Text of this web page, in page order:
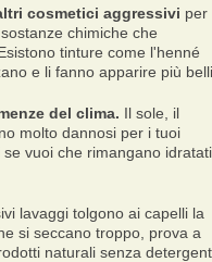
cosmetici aggressivi per
chimiche che
tinture come l'henné
e li fanno apparire più
del clima. Il sole, il
molto dannosi per i tuoi
vuoi che rimangano idratati
lavaggi tolgono ai capelli la
si seccano troppo, prova a
naturali senza